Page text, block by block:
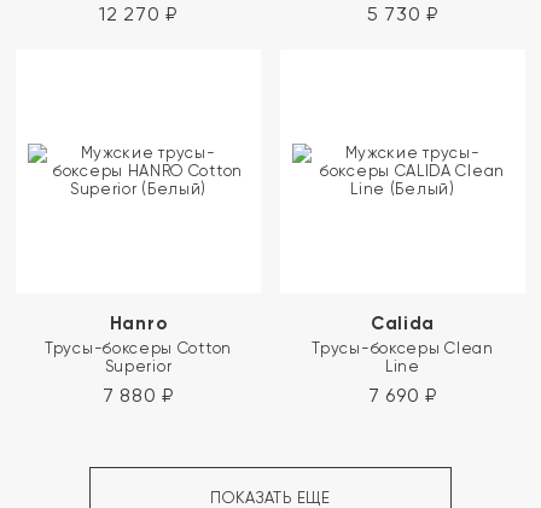
12 270 ₽ 5 730 ₽
Hanro
Трусы-боксеры Cotton
Superior
7 880 ₽
Calida
Трусы-боксеры Clean
Line
7 690 ₽
ПОКАЗАТЬ ЕЩЕ